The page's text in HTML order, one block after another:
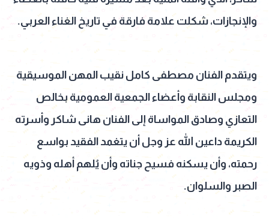
والإنجازات، شكلت علامة فارقة في تاريخ الغناء العربي.
ويتقدم الفنان مصطفى كامل نقيب المهن الموسيقية
ومجلس النقابة وأعضاء الجمعية العمومية بخالص
التعازي وصادق المواساة إلى الفنان هانى شاكر وأسرته
الكريمة داعين الله عز وجل أن يتغمد الفقيد بواسع
رحمته، وأن يسكنه فسيح جناته وأن يُلهم أهله وذويه
الصبر والسلوان.